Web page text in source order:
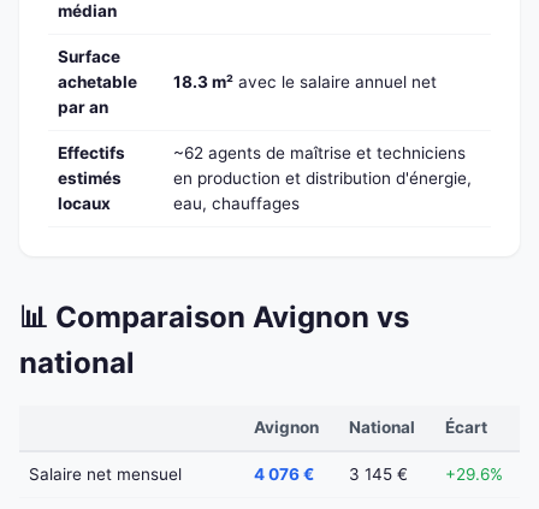
médian
Surface
achetable
par an
18.3 m² avec le salaire annuel net
Effectifs
estimés
locaux
~62 agents de maîtrise et techniciens
en production et distribution d'énergie,
eau, chauffages
📊 Comparaison Avignon vs
national
Avignon National Écart
Salaire net mensuel 4 076 € 3 145 € +29.6%